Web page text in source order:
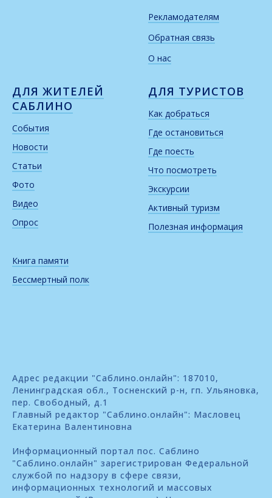
Рекламодателям
Обратная связь
О нас
ДЛЯ ЖИТЕЛЕЙ
САБЛИНО
События
Новости
Статьи
Фото
Видео
Опрос
Книга памяти
Бессмертный полк
ДЛЯ ТУРИСТОВ
Как добраться
Где остановиться
Где поесть
Что посмотреть
Экскурсии
Активный туризм
Полезная информация
Адрес редакции "Саблино.онлайн": 187010,
Ленинградская обл., Тосненский р-н, гп. Ульяновка,
пер. Свободный, д.1
Главный редактор "Саблино.онлайн": Масловец
Екатерина Валентиновна
Информационный портал пос. Саблино
"Саблино.онлайн" зарегистрирован Федеральной
службой по надзору в сфере связи,
информационных технологий и массовых